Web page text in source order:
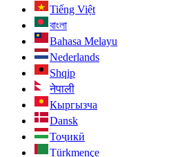
Tiếng Việt
বাংলা
Bahasa Melayu
Nederlands
Shqip
नेपाली
Кыргызча
Dansk
Тоҷикӣ
Türkmençe